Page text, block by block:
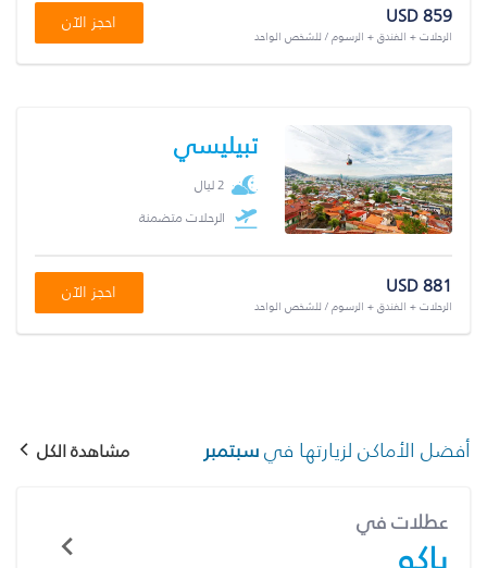
USD 859
الرحلات + الفندق + الرسوم / للشخص الواحد
احجز الآن
تبيليسي
2 ليال
الرحلات متضمنة
USD 881
الرحلات + الفندق + الرسوم / للشخص الواحد
احجز الآن
أفضل الأماكن لزيارتها فيسبتمبر مشاهدة الكل
عطلات في